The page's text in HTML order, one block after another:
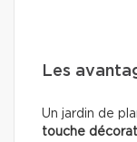
Les
Un jardin de
touche